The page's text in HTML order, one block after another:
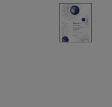
Kosmos.
Dziesięć
rzeczy,
które
należy
o